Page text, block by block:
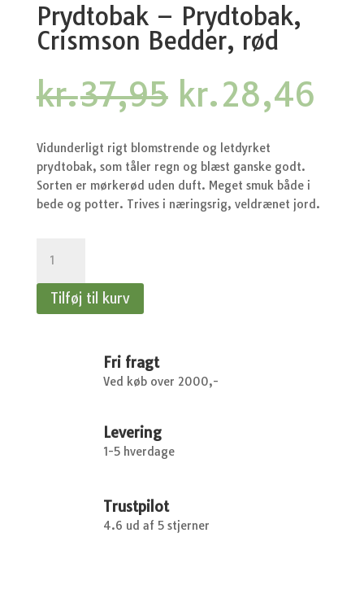
Prydtobak – Prydtobak,
Crismson Bedder, rød
kr.37,95 Den
oprindelige
pris
var:
kr.37,95.
kr.28,46
Vidunderligt rigt blomstrende og letdyrket
prydtobak, som tåler regn og blæst ganske godt.
Sorten er mørkerød uden duft. Meget smuk både i
bede og potter. Trives i næringsrig, veldrænet jord.
Prydtobak,
Crismson
Tilføj til kurv
Fri fragt
Ved køb over 2000,-
Levering
1-5 hverdage
Trustpilot
4.6 ud af 5 stjerner